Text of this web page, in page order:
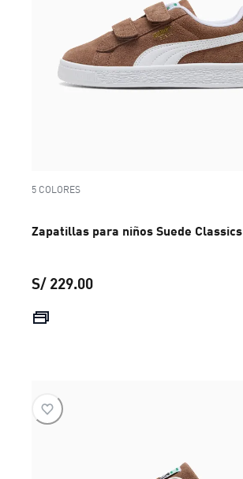
5 COLORES
Zapatillas para niños Suede Classics
S/ 229.00